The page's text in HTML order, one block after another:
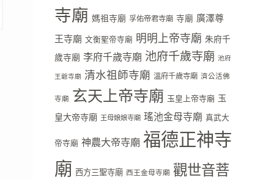
寺廟 媽祖寺廟 孚佑帝君寺廟 寺廟 廣澤尊
王寺廟 文衡聖帝寺廟 明明上帝寺廟 朱府千
歲寺廟 李府千歲寺廟 池府千歲寺廟 池府
王爺寺廟 清水祖師寺廟 溫府千歲寺廟 濟公活佛
寺廟 玄天上帝寺廟 玉皇上帝寺廟 玉
皇大帝寺廟 王母娘娘寺廟 瑤池金母寺廟 真武大
帝寺廟 神農大帝寺廟 福德正神寺
廟 西方三聖寺廟 西王金母寺廟 觀世音菩